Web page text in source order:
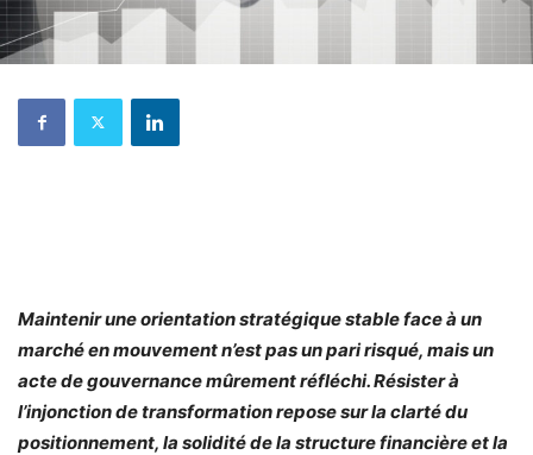
Maintenir une orientation stratégique stable face à un
marché en mouvement n’est pas un pari risqué, mais un
acte de gouvernance mûrement réfléchi. Résister à
l’injonction de transformation repose sur la clarté du
positionnement, la solidité de la structure financière et la